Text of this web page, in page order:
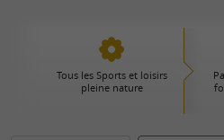
Tous les Sports et loisirs
pleine nature